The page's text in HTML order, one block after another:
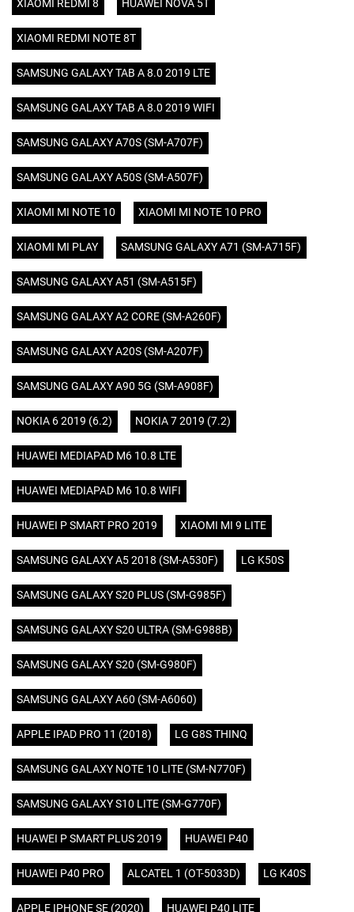
XIAOMI REDMI 8 HUAWEI NOVA 5T
XIAOMI REDMI NOTE 8T
SAMSUNG GALAXY TAB A 8.0 2019 LTE
SAMSUNG GALAXY TAB A 8.0 2019 WIFI
SAMSUNG GALAXY A70S (SM-A707F)
SAMSUNG GALAXY A50S (SM-A507F)
XIAOMI MI NOTE 10 XIAOMI MI NOTE 10 PRO
XIAOMI MI PLAY SAMSUNG GALAXY A71 (SM-A715F)
SAMSUNG GALAXY A51 (SM-A515F)
SAMSUNG GALAXY A2 CORE (SM-A260F)
SAMSUNG GALAXY A20S (SM-A207F)
SAMSUNG GALAXY A90 5G (SM-A908F)
NOKIA 6 2019 (6.2) NOKIA 7 2019 (7.2)
HUAWEI MEDIAPAD M6 10.8 LTE
HUAWEI MEDIAPAD M6 10.8 WIFI
HUAWEI P SMART PRO 2019 XIAOMI MI 9 LITE
SAMSUNG GALAXY A5 2018 (SM-A530F) LG K50S
SAMSUNG GALAXY S20 PLUS (SM-G985F)
SAMSUNG GALAXY S20 ULTRA (SM-G988B)
SAMSUNG GALAXY S20 (SM-G980F)
SAMSUNG GALAXY A60 (SM-A6060)
APPLE IPAD PRO 11 (2018) LG G8S THINQ
SAMSUNG GALAXY NOTE 10 LITE (SM-N770F)
SAMSUNG GALAXY S10 LITE (SM-G770F)
HUAWEI P SMART PLUS 2019 HUAWEI P40
HUAWEI P40 PRO ALCATEL 1 (OT-5033D) LG K40S
APPLE IPHONE SE (2020) HUAWEI P40 LITE